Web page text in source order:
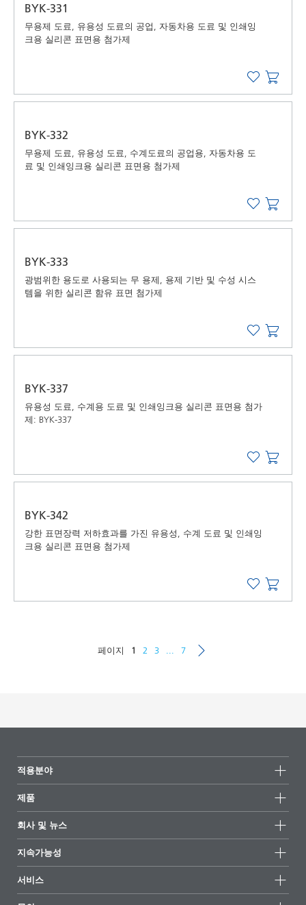
BYK-331
무용제 도료, 유용성 도료의 공업, 자동차용 도료 및 인쇄잉
크용 실리콘 표면용 첨가제
BYK-332
무용제 도료, 유용성 도료, 수계도료의 공업용, 자동차용 도
료 및 인쇄잉크용 실리콘 표면용 첨가제
BYK-333
광범위한 용도로 사용되는 무 용제, 용제 기반 및 수성 시스
템을 위한 실리콘 함유 표면 첨가제
BYK-337
유용성 도료, 수계용 도료 및 인쇄잉크용 실리콘 표면용 첨가
제: BYK-337
BYK-342
강한 표면장력 저하효과를 가진 유용성, 수계 도료 및 인쇄잉
크용 실리콘 표면용 첨가제
페이지 1 2 3 7
적용분야
제품
모든제품
하이라이트
회사 및 뉴스
뉴스
언론 및 미디어
지속가능성
지속가능한 제품
서비스